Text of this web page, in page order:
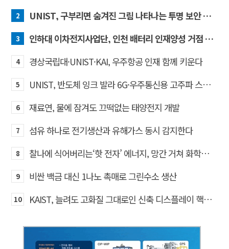
2 UNIST, 구부리면 숨겨진 그림 나타나는 투명 보안 필름 개발
3 인하대 이차전지사업단, 인천 배터리 인재양성 거점 역할 강화
4 경상국립대·UNIST·KAI, 우주항공 인재 함께 키운다
5 UNIST, 반도체 잉크 발라 6G·우주통신용 고주파 스위치 만든다
6 재료연, 물에 잠겨도 끄떡없는 태양전지 개발
7 섬유 하나로 전기생산과 유해가스 동시 감지한다
8 찰나에 식어버리는‘핫 전자’ 에너지, 망간 거쳐 화학반응에 쓴다
9 비싼 백금 대신 1나노 촉매로 그린수소 생산
10 KAIST, 늘려도 고화질 그대로인 신축 디스플레이 핵심기술 개발​